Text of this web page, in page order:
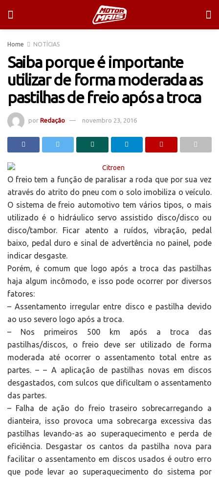
Home NOTÍCIAS
Saiba porque é importante
utilizar de forma moderada as
pastilhas de freio após a troca
por Redação novembro 23, 2016
O freio tem a função de paralisar a roda que por sua vez
através do atrito do pneu com o solo imobiliza o veículo.
O sistema de freio automotivo tem vários tipos, o mais
utilizado é o hidráulico servo assistido disco/disco ou
disco/tambor. Ficar atento a ruídos, vibração, pedal
baixo, pedal duro e sinal de advertência no painel, pode
indicar desgaste.
Porém, é comum que logo após a troca das pastilhas
haja algum incômodo, e isso pode ocorrer por diversos
fatores:
– Assentamento irregular entre disco e pastilha devido
ao uso severo logo após a troca.
– Nos primeiros 500 km após a troca das
pastilhas/discos, o freio deve ser utilizado de forma
moderada até ocorrer o assentamento total entre as
partes. – – A aplicação de pastilhas novas em discos
desgastados, com sulcos que dificultam o assentamento
das partes.
– Falha de ação do freio traseiro sobrecarregando a
dianteira, isso provoca uma sobrecarga excessiva das
pastilhas levando-as ao superaquecimento e perda de
eficiência. Desgastar os cantos da pastilha nova para
facilitar o assentamento em discos usados é outro erro
que pode levar ao superaquecimento do sistema por